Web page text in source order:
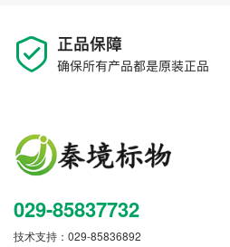
029-85837732
技术支持：029-85836892